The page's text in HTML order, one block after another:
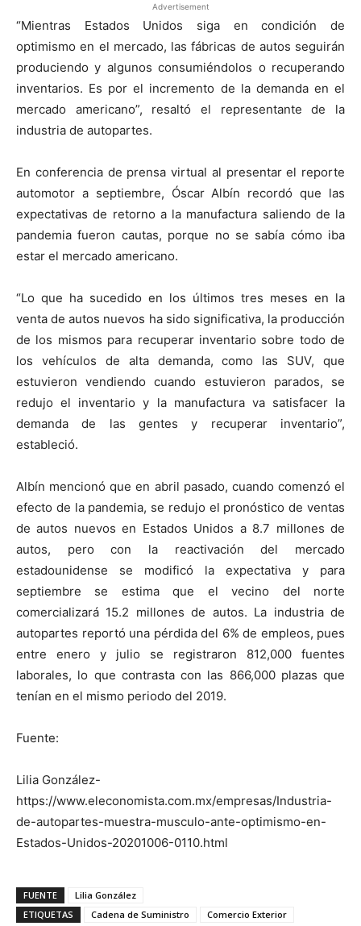
Advertisement
“Mientras Estados Unidos siga en condición de
optimismo en el mercado, las fábricas de autos seguirán
produciendo y algunos consumiéndolos o recuperando
inventarios. Es por el incremento de la demanda en el
mercado americano”, resaltó el representante de la
industria de autopartes.
En conferencia de prensa virtual al presentar el reporte
automotor a septiembre, Óscar Albín recordó que las
expectativas de retorno a la manufactura saliendo de la
pandemia fueron cautas, porque no se sabía cómo iba
estar el mercado americano.
“Lo que ha sucedido en los últimos tres meses en la
venta de autos nuevos ha sido significativa, la producción
de los mismos para recuperar inventario sobre todo de
los vehículos de alta demanda, como las SUV, que
estuvieron vendiendo cuando estuvieron parados, se
redujo el inventario y la manufactura va satisfacer la
demanda de las gentes y recuperar inventario”,
estableció.
Albín mencionó que en abril pasado, cuando comenzó el
efecto de la pandemia, se redujo el pronóstico de ventas
de autos nuevos en Estados Unidos a 8.7 millones de
autos, pero con la reactivación del mercado
estadounidense se modificó la expectativa y para
septiembre se estima que el vecino del norte
comercializará 15.2 millones de autos. La industria de
autopartes reportó una pérdida del 6% de empleos, pues
entre enero y julio se registraron 812,000 fuentes
laborales, lo que contrasta con las 866,000 plazas que
tenían en el mismo periodo del 2019.
Fuente:
Lilia González-
https://www.eleconomista.com.mx/empresas/Industria-
de-autopartes-muestra-musculo-ante-optimismo-en-
Estados-Unidos-20201006-0110.html
FUENTE
Lilia González
ETIQUETAS
Cadena de Suministro
Comercio Exterior